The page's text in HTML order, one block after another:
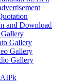
and Download
Gallery
Gallery
Gallery